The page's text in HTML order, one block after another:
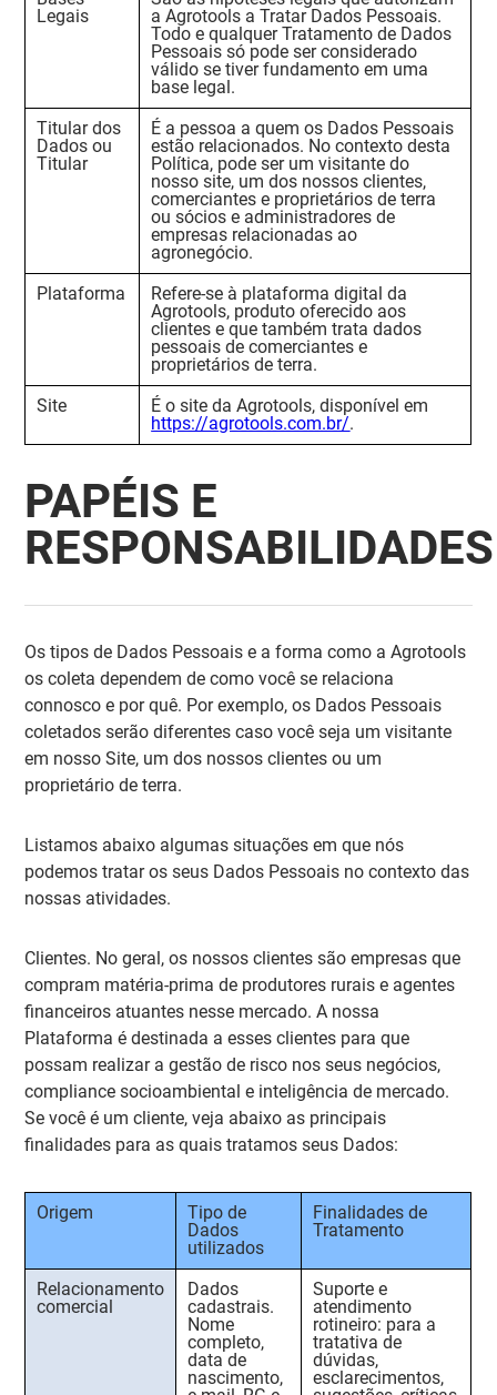
Legais
a Agrotools a Tratar Dados Pessoais.
Todo e qualquer Tratamento de Dados
Pessoais só pode ser considerado
válido se tiver fundamento em uma
base legal.
Titular dos
Dados ou
Titular
É a pessoa a quem os Dados Pessoais
estão relacionados. No contexto desta
Política, pode ser um visitante do
nosso site, um dos nossos clientes,
comerciantes e proprietários de terra
ou sócios e administradores de
empresas relacionadas ao
agronegócio.
Plataforma
Refere-se à plataforma digital da
Agrotools, produto oferecido aos
clientes e que também trata dados
pessoais de comerciantes e
proprietários de terra.
Site
É o site da Agrotools, disponível em
https://agrotools.com.br/.
PAPÉIS E
RESPONSABILIDADES
Os tipos de Dados Pessoais e a forma como a Agrotools
os coleta dependem de como você se relaciona
connosco e por quê. Por exemplo, os Dados Pessoais
coletados serão diferentes caso você seja um visitante
em nosso Site, um dos nossos clientes ou um
proprietário de terra.
Listamos abaixo algumas situações em que nós
podemos tratar os seus Dados Pessoais no contexto das
nossas atividades.
Clientes. No geral, os nossos clientes são empresas que
compram matéria-prima de produtores rurais e agentes
financeiros atuantes nesse mercado. A nossa
Plataforma é destinada a esses clientes para que
possam realizar a gestão de risco nos seus negócios,
compliance socioambiental e inteligência de mercado.
Se você é um cliente, veja abaixo as principais
finalidades para as quais tratamos seus Dados:
Origem
Tipo de
Dados
utilizados
Finalidades de
Tratamento
Relacionamento
comercial
Dados
cadastrais.
Nome
completo,
data de
nascimento,
Suporte e
atendimento
rotineiro: para a
tratativa de
dúvidas,
esclarecimentos,